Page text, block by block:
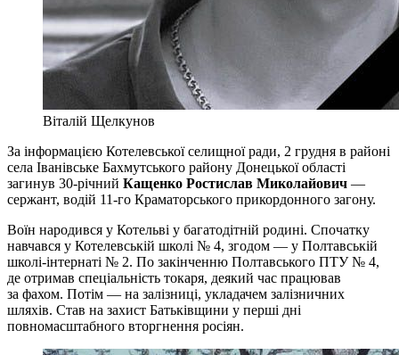
Віталій Щелкунов
За інформацією Котелевської селищної ради, 2 грудня в районі
села Іванівське Бахмутського району Донецької області
загинув 30-річний Кащенко Ростислав Миколайович —
сержант, водій 11-го Краматорського прикордонного загону.
Воїн народився у Котельві у багатодітній родині. Спочатку
навчався у Котелевській школі № 4, згодом — у Полтавській
школі-інтернаті № 2. По закінченню Полтавського ПТУ № 4,
де отримав спеціальність токаря, деякий час працював
за фахом. Потім — на залізниці, укладачем залізничних
шляхів. Став на захист Батьківщини у перші дні
повномасштабного вторгнення росіян.